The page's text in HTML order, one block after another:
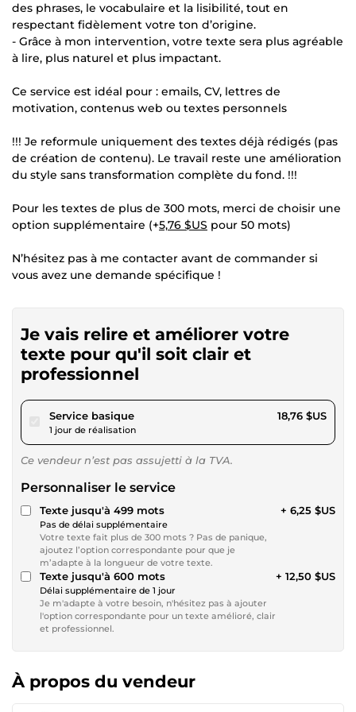
des phrases, le vocabulaire et la lisibilité, tout en
respectant fidèlement votre ton d’origine.
- Grâce à mon intervention, votre texte sera plus agréable
à lire, plus naturel et plus impactant.
Ce service est idéal pour : emails, CV, lettres de
motivation, contenus web ou textes personnels
!!! Je reformule uniquement des textes déjà rédigés (pas
de création de contenu). Le travail reste une amélioration
du style sans transformation complète du fond. !!!
Pour les textes de plus de 300 mots, merci de choisir une
option supplémentaire (+5,76 $US pour 50 mots)
N’hésitez pas à me contacter avant de commander si
vous avez une demande spécifique !
Je vais relire et améliorer votre
texte pour qu'il soit clair et
professionnel
Service basiquepour 17,29 $US
1 jour de réalisation
18,76 $US
Ce vendeur n’est pas assujetti à la TVA.
Personnaliser le service
Texte jusqu'à 499 mots
Pas de délai supplémentaire
Votre texte fait plus de 300 mots ? Pas de panique,
ajoutez l’option correspondante pour que je
m’adapte à la longueur de votre texte.
+ 6,25 $US
Texte jusqu'à 600 mots
Délai supplémentaire de 1 jour
Je m'adapte à votre besoin, n'hésitez pas à ajouter
l'option correspondante pour un texte amélioré, clair
et professionnel.
+ 12,50 $US
À propos du vendeur